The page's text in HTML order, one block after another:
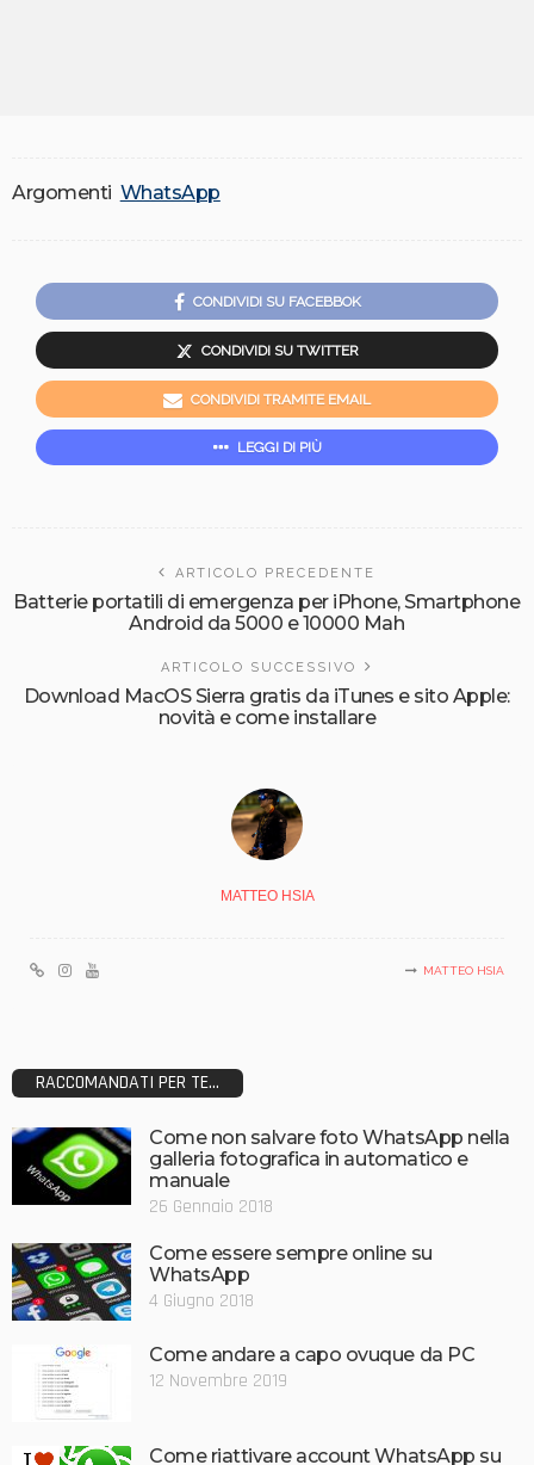
Argomenti WhatsApp
CONDIVIDI SU FACEBBOK
CONDIVIDI SU TWITTER
CONDIVIDI TRAMITE EMAIL
LEGGI DI PIÙ
ARTICOLO PRECEDENTE
Batterie portatili di emergenza per iPhone, Smartphone
Android da 5000 e 10000 Mah
ARTICOLO SUCCESSIVO
Download MacOS Sierra gratis da iTunes e sito Apple:
novità e come installare
MATTEO HSIA
MATTEO HSIA
RACCOMANDATI PER TE...
Come non salvare foto WhatsApp nella
galleria fotografica in automatico e
manuale
26 Gennaio 2018
Come essere sempre online su
WhatsApp
4 Giugno 2018
Come andare a capo ovuque da PC
12 Novembre 2019
Come riattivare account WhatsApp su